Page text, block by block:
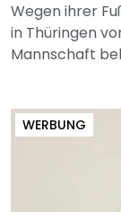
Wegen ihrer
in Thüringen
Mannschaft
WERBUNG